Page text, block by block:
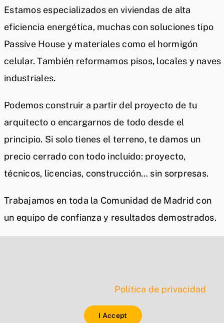
Estamos especializados en viviendas de alta
eficiencia energética, muchas con soluciones tipo
Passive House y materiales como el hormigón
celular. También reformamos pisos, locales y naves
industriales.
Podemos construir a partir del proyecto de tu
arquitecto o encargarnos de todo desde el
principio. Si solo tienes el terreno, te damos un
precio cerrado con todo incluido: proyecto,
técnicos, licencias, construcción… sin sorpresas.
Trabajamos en toda la Comunidad de Madrid con
un equipo de confianza y resultados demostrados.
Política de privacidad
I Accept